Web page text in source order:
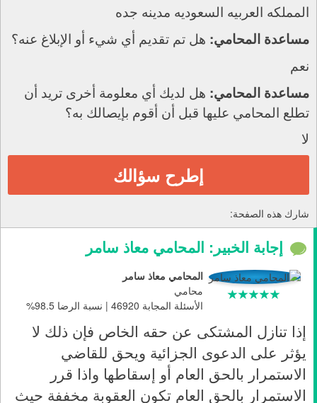
المملكه العربيه السعوديه مدينه جده
مساعدة المحامي: هل تم تقديم أي شيء أو الإبلاغ عنه؟
نعم
مساعدة المحامي: هل لديك أي معلومة أخرى تريد أن
تطلع المحامي عليها قبل أن أقوم بإيصالك به؟
لا
إطرح سؤالك
شارك هذه الصفحة:
إجابة الخبير: المحامي معاذ سامر
المحامي معاذ سامر
محامي
الأسئلة المجابة 46920 | نسبة الرضا 98.5%
إذا تنازل المشتكى عن حقه الخاص فإن ذلك لا
يؤثر على الدعوى الجزائية ويحق للقاضي
الاستمرار بالحق العام أو إسقاطها واذا قرر
الاستمرار بالحق العام تكون العقوبة مخففة حيث